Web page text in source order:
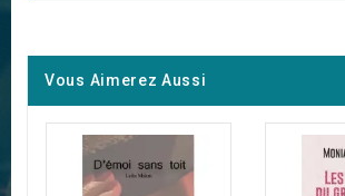
Vous Aimerez Aussi